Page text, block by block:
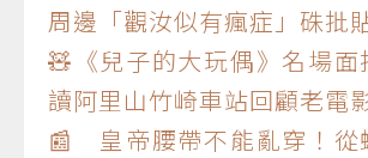
周邊「觀汝似有瘋症」硃批
🧸《兒子的大玩偶》名場面
讀阿里山竹崎車站回顧老電
📰 皇帝腰帶不能亂穿！從